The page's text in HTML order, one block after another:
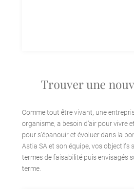
Trouver une
Comme tout être vivant, une
organisme, a besoin d’air pour vivre
pour s’épanouir et évoluer dans la
Astia SA et son équipe, vos objectifs
termes de faisabilité puis envisagés
terme.